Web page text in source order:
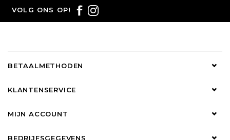
VOLG ONS OP!
BETAALMETHODEN
KLANTENSERVICE
MIJN ACCOUNT
BEDRIJFSGEGEVENS